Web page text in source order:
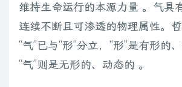
维持生命运行的本源力量 。气具
连续不断且可渗透的物理属性。
“气”已与“形”分立，“形”是有形的
“气”则是无形的、动态的 。